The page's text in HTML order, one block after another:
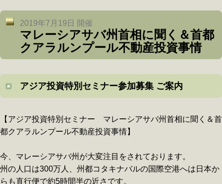
2019年7月19日 開催
マレーシアサバ州首相に聞く＆首都
クアラルンプール不動産投資事情
アジア投資特別セミナー参加募集 ご案内
【アジア投資特別セミナー マレーシアサバ州首相に聞く＆首
都クアラルンプール不動産投資事情】
今、マレーシアサバ州が大変注目をされております。
州の人口は300万人、州都コタキナバルの国際空港へは日本か
らも直行便で約5時間半の近さです。